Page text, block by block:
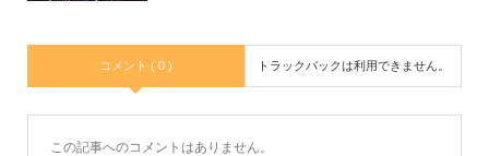
コメント ( 0 ) トラックバックは利用できません。
この記事へのコメントはありません。